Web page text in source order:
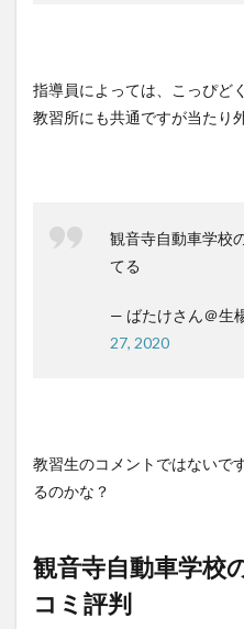
指導員によっては、こっぴど
教習所にも共通ですが当たり
観音寺自動車学校
てる
— ばたけさん＠生
27, 2020
教習生のコメントではないで
るのかな？
観音寺自動車学校
コミ評判